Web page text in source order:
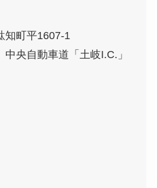
知町平1607-1
央自動車道「土岐I.C.」